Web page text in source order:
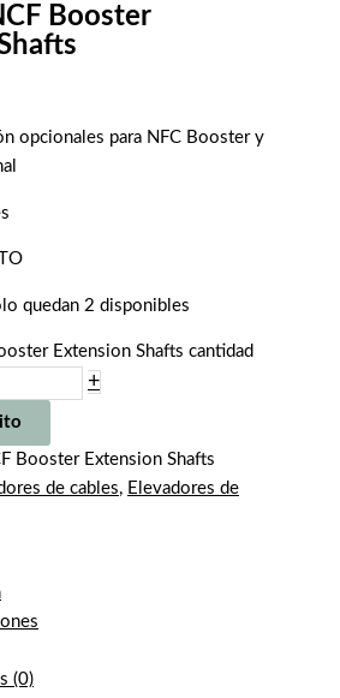
Booster
opcionales para NFC Booster y
quedan 2 disponibles
Extension Shafts cantidad
+
Booster Extension Shafts
de cables, Elevadores de
(0)